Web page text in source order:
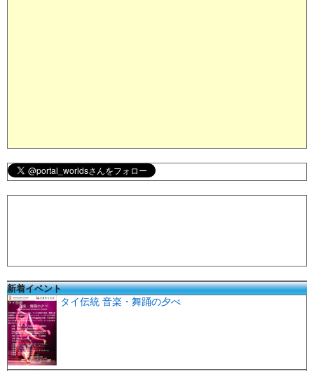
新着イベント
タイ伝統 音楽・舞踊の夕べ